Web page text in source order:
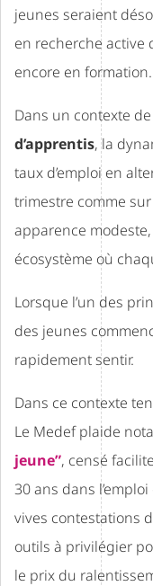
jeunes seraient
en recherche active
encore en formation.
Dans un contexte de
d’apprentis, la
taux d’emploi en
trimestre comme
apparence
écosystème où
Lorsque l’un des
des jeunes
rapidement sentir.
Dans ce contexte
Le Medef plaide
jeune”, censé
30 ans dans
vives contestations
outils à privilégier
le prix du